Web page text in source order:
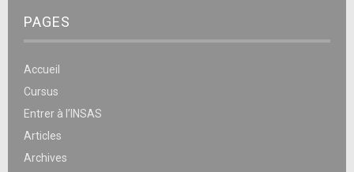
PAGES
Accueil
Cursus
Entrer à l’INSAS
Articles
Archives